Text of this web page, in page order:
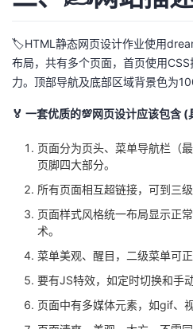
程
认
证
的
实
验
我
的
收
藏
支
声
议
🏷️HTML静态网页设计作业使用
布局，共有多个页面，首页使用
力。顶部导航及底部区域背景色为
🏅 一套优质的💯网页设计应该包含
页面分为页头、菜单导航栏（
页脚四大部分。
所有页面相互超链接，可到三
页面样式风格统一布局显示正
术。
菜单美观、醒目，二级菜单可正
要有JS特效，如定时切换和手
页面中有多媒体元素，如gif、